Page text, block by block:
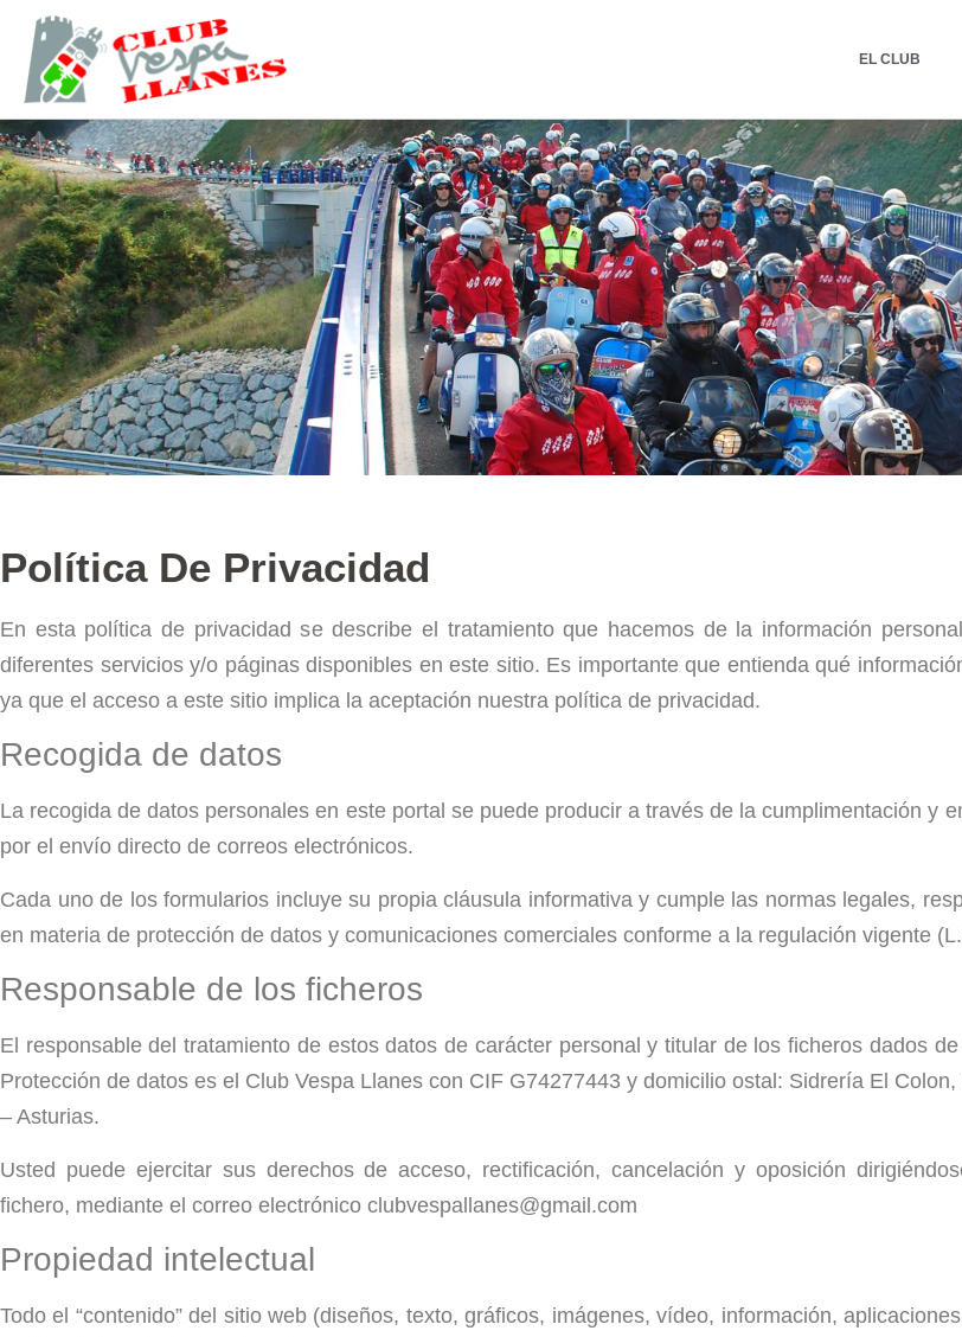
EL CLUB
Política De Privacidad
En esta política de privacidad se describe el tratamiento que hacemos de la información
diferentes servicios y/o páginas disponibles en este sitio. Es importante que entienda qué
ya que el acceso a este sitio implica la aceptación nuestra política de privacidad.
Recogida de datos
La recogida de datos personales en este portal se puede producir a través de la cumplimentación y
por el envío directo de correos electrónicos.
Cada uno de los formularios incluye su propia cláusula informativa y cumple las normas legales,
en materia de protección de datos y comunicaciones comerciales conforme a la regulación vigente
Responsable de los ficheros
El responsable del tratamiento de estos datos de carácter personal y titular de los ficheros dados
Protección de datos es el Club Vespa Llanes con CIF G74277443 y domicilio ostal: Sidrería El
– Asturias.
Usted puede ejercitar sus derechos de acceso, rectificación, cancelación y oposición
fichero, mediante el correo electrónico clubvespallanes@gmail.com
Propiedad intelectual
Todo el “contenido” del sitio web (diseños, texto, gráficos, imágenes, vídeo, información,